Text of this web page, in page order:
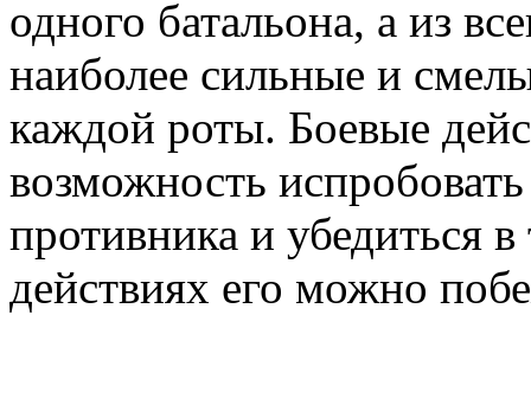
одного батальона, а из
наиболее сильные и
каждой роты. Боевые
возможность
противника и убедиться
действиях его можно